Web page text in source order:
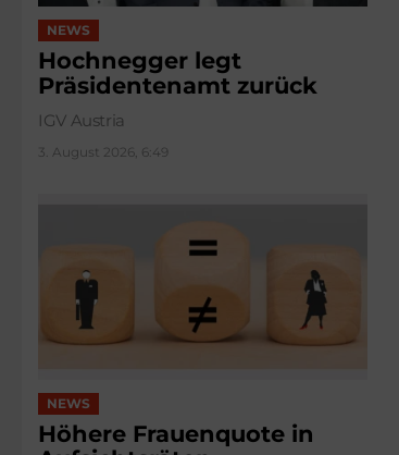
NEWS
Hochnegger legt
Präsidentenamt zurück
IGV Austria
3. August 2026, 6:49
NEWS
Höhere Frauenquote in